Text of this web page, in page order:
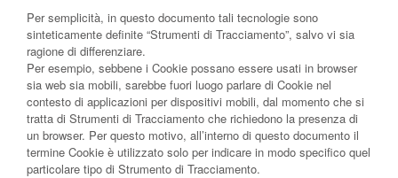
Per semplicità, in questo documento tali tecnologie sono
sinteticamente definite “Strumenti di Tracciamento”, salvo vi sia
ragione di differenziare.
Per esempio, sebbene i Cookie possano essere usati in browser
sia web sia mobili, sarebbe fuori luogo parlare di Cookie nel
contesto di applicazioni per dispositivi mobili, dal momento che si
tratta di Strumenti di Tracciamento che richiedono la presenza di
un browser. Per questo motivo, all’interno di questo documento il
termine Cookie è utilizzato solo per indicare in modo specifico quel
particolare tipo di Strumento di Tracciamento.